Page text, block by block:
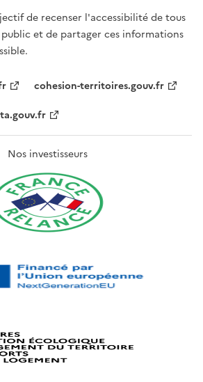
de recenser l'accessibilité de tous
et de partager ces informations
cohesion-territoires.gouv.fr
Nos investisseurs